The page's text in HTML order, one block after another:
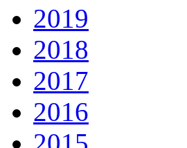
2019
2018
2017
2016